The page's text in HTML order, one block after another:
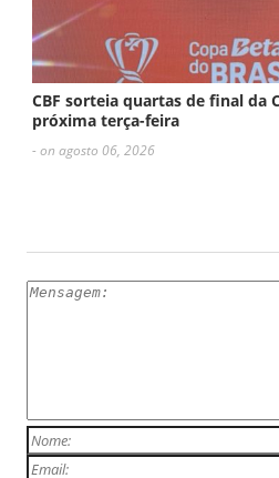
CBF sorteia quartas de final da
próxima terça-feira
- on agosto 06, 2026